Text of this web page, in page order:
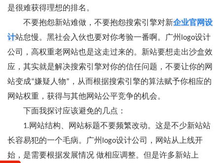
是很难获得理想的排名。
不要抱怨新站难做，不要抱怨搜索引擎对新企业官网设
计站怠慢。黑社会入伙也要对你考验一番啊。广州logo设计
公司，高权重老网站也是这走过来的。新站要想走出沙盒效
应，其实就是解决搜索引擎对你的信任问题，不要让你的网
站变成“嫌疑人物”，从而根据搜索引擎的算法赋予你相应的
网站权重，获得与其他网站公平竞争的机会。
下面我探讨应该避免的几点：
1.网站结构、网站标题不要频繁改动。这是不少新站站
长容易犯的一个毛病。广州logo设计公司，网站从上线开
始，是需要根据发展情况 做相应调整。但是许多新站上